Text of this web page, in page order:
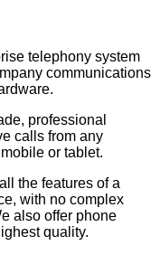
telephony system
communications
professional
calls from any
or tablet.
the features of a
with no complex
also offer phone
quality.